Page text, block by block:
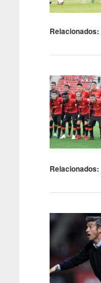
Relacionados:
Relacionados: